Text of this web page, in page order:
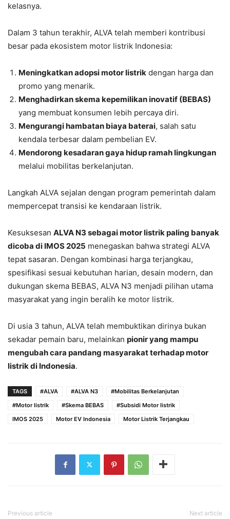
kelasnya.
Dalam 3 tahun terakhir, ALVA telah memberi kontribusi
besar pada ekosistem motor listrik Indonesia:
Meningkatkan adopsi motor listrik dengan harga dan
promo yang menarik.
Menghadirkan skema kepemilikan inovatif (BEBAS)
yang membuat konsumen lebih percaya diri.
Mengurangi hambatan biaya baterai, salah satu
kendala terbesar dalam pembelian EV.
Mendorong kesadaran gaya hidup ramah lingkungan
melalui mobilitas berkelanjutan.
Langkah ALVA sejalan dengan program pemerintah dalam
mempercepat transisi ke kendaraan listrik.
Kesuksesan ALVA N3 sebagai motor listrik paling banyak
dicoba di IMOS 2025 menegaskan bahwa strategi ALVA
tepat sasaran. Dengan kombinasi harga terjangkau,
spesifikasi sesuai kebutuhan harian, desain modern, dan
dukungan skema BEBAS, ALVA N3 menjadi pilihan utama
masyarakat yang ingin beralih ke motor listrik.
Di usia 3 tahun, ALVA telah membuktikan dirinya bukan
sekadar pemain baru, melainkan pionir yang mampu
mengubah cara pandang masyarakat terhadap motor
listrik di Indonesia.
TAGS #ALVA #ALVA N3
#Mobilitas Berkelanjutan
#Motor listrik
#Skema BEBAS
#Subsidi Motor listrik
IMOS 2025
Motor EV Indonesia Motor Listrik Terjangkau
Previous article Next article